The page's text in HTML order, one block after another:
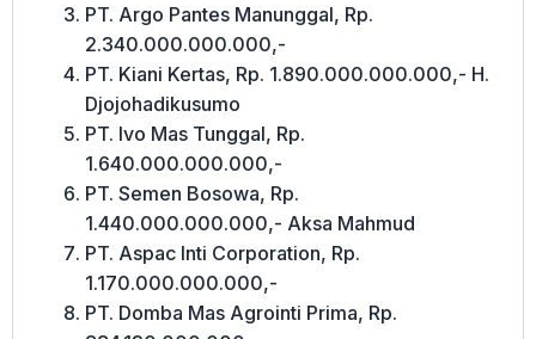
PT. Argo Pantes Manunggal, Rp.
2.340.000.000.000,-
PT. Kiani Kertas, Rp. 1.890.000.000.000,- H.
Djojohadikusumo
PT. Ivo Mas Tunggal, Rp.
1.640.000.000.000,-
PT. Semen Bosowa, Rp.
1.440.000.000.000,- Aksa Mahmud
PT. Aspac Inti Corporation, Rp.
1.170.000.000.000,-
PT. Domba Mas Agrointi Prima, Rp.